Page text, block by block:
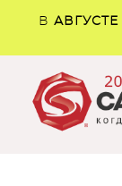
В АВГУСТЕ